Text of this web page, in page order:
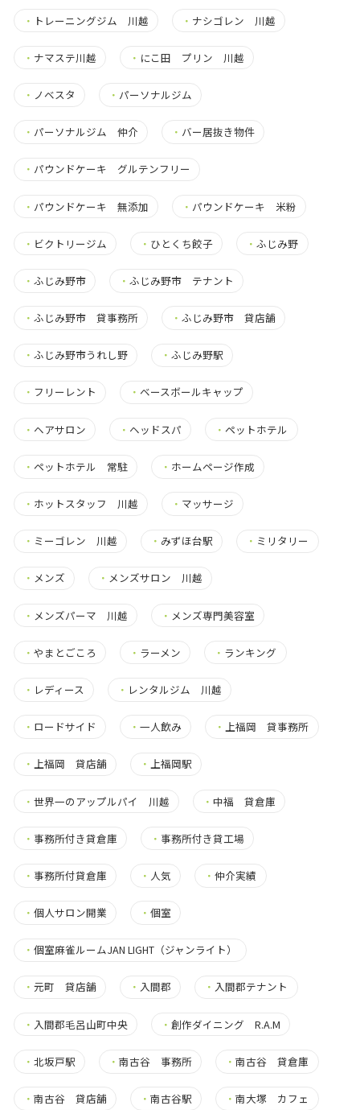
・ トレーニングジム 川越 ・ ナシゴレン 川越
・ ナマステ川越 ・ にこ田 プリン 川越
・ ノベスタ ・ パーソナルジム
・ パーソナルジム 仲介 ・ バー居抜き物件
・ パウンドケーキ グルテンフリー
・ パウンドケーキ 無添加 ・ パウンドケーキ 米粉
・ ビクトリージム ・ ひとくち餃子 ・ふじみ野
・ ふじみ野市 ・ふじみ野市 テナント
・ ふじみ野市 貸事務所 ・ふじみ野市 貸店舗
・ ふじみ野市うれし野 ・ふじみ野駅
・ フリーレント ・ ベースボールキャップ
・ ヘアサロン ・ ヘッドスパ ・ペットホテル
・ ペットホテル 常駐 ・ ホームページ作成
・ ホットスタッフ 川越 ・ マッサージ
・ ミーゴレン 川越 ・ みずほ台駅 ・ ミリタリー
・ メンズ ・ メンズサロン 川越
・ メンズパーマ 川越 ・ メンズ専門美容室
・ やまとごころ ・ ラーメン ・ ランキング
・ レディース ・ レンタルジム 川越
・ ロードサイド ・一人飲み ・上福岡 貸事務所
・ 上福岡 貸店舗 ・上福岡駅
・ 世界一のアップルパイ 川越 ・中福 貸倉庫
・ 事務所付き貸倉庫 ・ 事務所付き貸工場
・ 事務所付貸倉庫 ・ 人気 ・仲介実績
・ 個人サロン開業 ・個室
・ 個室麻雀ルームJAN LIGHT（ジャンライト）
・ 元町 貸店舗 ・ 入間郡 ・ 入間郡テナント
・ 入間郡毛呂山町中央 ・創作ダイニング R.A.M
・ 北坂戸駅 ・南古谷 事務所 ・南古谷 貸倉庫
・ 南古谷 貸店舗 ・南古谷駅 ・南大塚 カフェ